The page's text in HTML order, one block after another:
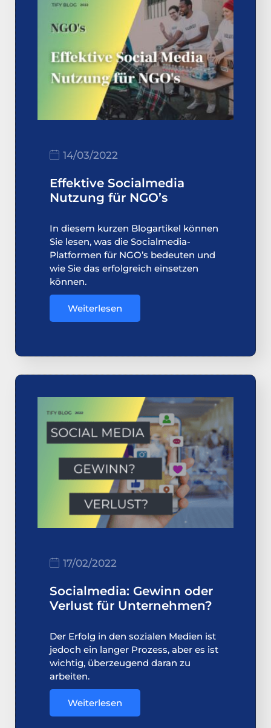
14/03/2022
Effektive Socialmedia
Nutzung für NGO’s
In diesem kurzen Blogartikel können
Sie lesen, was die Socialmedia-
Platformen für NGO’s bedeuten und
wie Sie das erfolgreich einsetzen
können.
Weiterlesen
17/02/2022
Socialmedia: Gewinn oder
Verlust für Unternehmen?
Der Erfolg in den sozialen Medien ist
jedoch ein langer Prozess, aber es ist
wichtig, überzeugend daran zu
arbeiten.
Weiterlesen